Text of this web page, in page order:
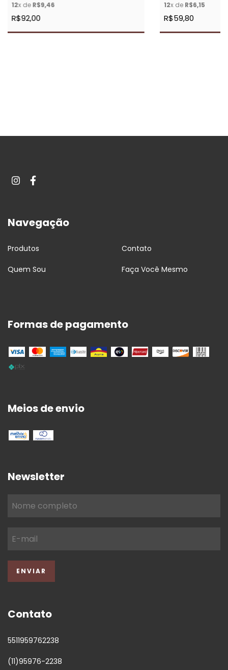
12x deR$9,46
R$92,00
12x de R$6,15
R$59,80
Navegação
Produtos Contato
Quem Sou Faça Você Mesmo
Formas de pagamento
Meios de envio
Newsletter
Contato
5511959762238
(11)95976-2238